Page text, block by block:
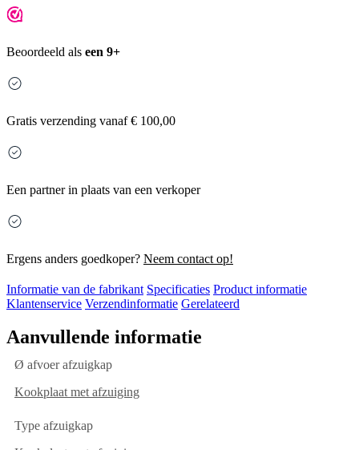
Beoordeeld als een 9+
Gratis verzending vanaf € 100,00
Een partner in plaats van een verkoper
Ergens anders goedkoper? Neem contact op!
Informatie van de fabrikant Specificaties Product informatie
Klantenservice Verzendinformatie Gerelateerd
Aanvullende informatie
Ø afvoer afzuigkap
Kookplaat met afzuiging
Type afzuigkap